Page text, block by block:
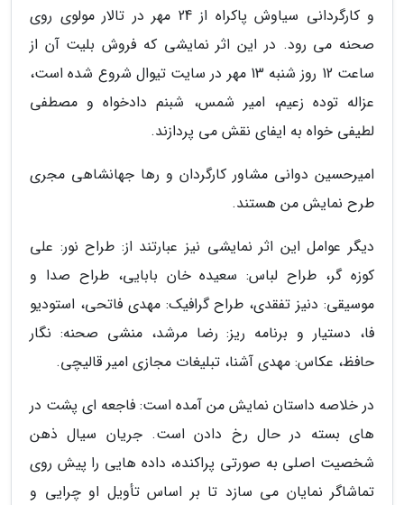
و کارگردانی سیاوش پاکراه از 24 مهر در تالار مولوی روی
صحنه می رود. در این اثر نمایشی که فروش بلیت آن از
ساعت 12 روز شنبه 13 مهر در سایت تیوال شروع شده است،
عزاله توده زعیم، امیر شمس، شبنم دادخواه و مصطفی
لطیفی خواه به ایفای نقش می پردازند.
امیرحسین دوانی مشاور کارگردان و رها جهانشاهی مجری
طرح نمایش من هستند.
دیگر عوامل این اثر نمایشی نیز عبارتند از: طراح نور: علی
کوزه گر، طراح لباس: سعیده خان بابایی، طراح صدا و
موسیقی: دنیز تفقدی، طراح گرافیک: مهدی فاتحی، استودیو
فا، دستیار و برنامه ریز: رضا مرشد، منشی صحنه: نگار
حافظ، عکاس: مهدی آشنا، تبلیغات مجازی امیر قالیچی.
در خلاصه داستان نمایش من آمده است: فاجعه ای پشت در
های بسته در حال رخ دادن است. جریان سیال ذهن
شخصیت اصلی به صورتی پراکنده، داده هایی را پیش روی
تماشاگر نمایان می سازد تا بر اساس تأویل او چرایی و